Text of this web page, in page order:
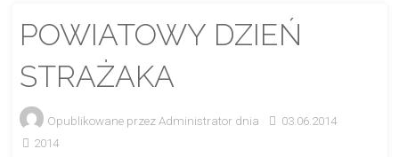
POWIATOWY DZIEŃ
STRAŻAKA
Opublikowane przez Administrator dnia
03.06.2014
2014